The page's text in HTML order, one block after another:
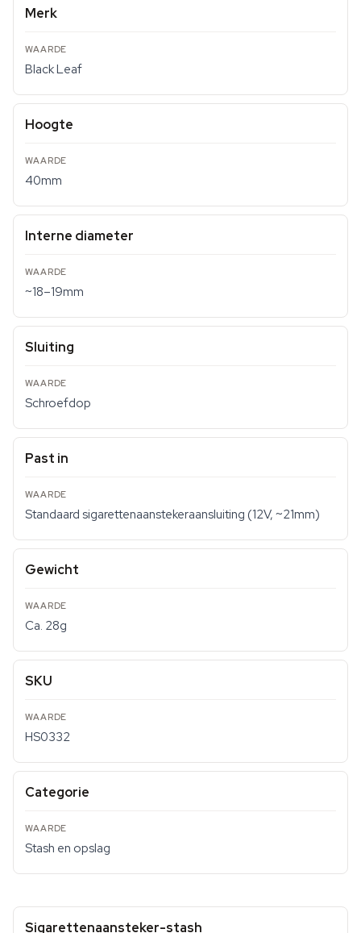
Merk
Black Leaf
Hoogte
40mm
Interne diameter
~18–19mm
Sluiting
Schroefdop
Past in
Standaard sigarettenaanstekeraansluiting (12V, ~21mm)
Gewicht
Ca. 28g
SKU
HS0332
Categorie
Stash en opslag
Sigarettenaansteker-stash